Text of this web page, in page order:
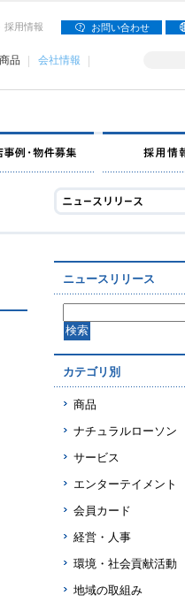
採用情報 お問い合わせ
品 会社情報
ニュースリリース
カテゴリ別
商品
ナチュラルローソン
サービス
エンターテイメント
会員カード
経営・人事
環境・社会貢献活動
地域の取組み